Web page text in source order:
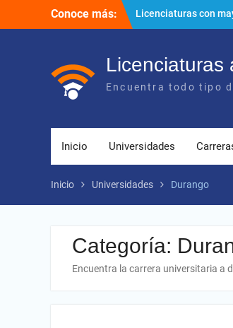
Conoce más:
Licenciaturas con
Importancia del
digitales?
Licenciaturas
Encuentra todo tipo
Inicio Universidades
Inicio Universidades Durango
Categoría:
Encuentra la carrera universitaria a